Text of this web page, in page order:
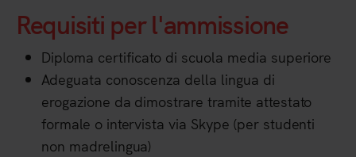
Requisiti per l'ammissione
Diploma certificato di scuola media superiore
Adeguata conoscenza della lingua di
erogazione da dimostrare tramite attestato
formale o intervista via Skype (per studenti
non madrelingua)